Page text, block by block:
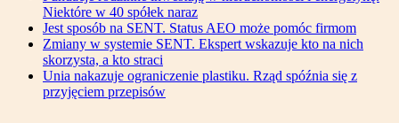
Niektóre w 40 spółek naraz
Jest sposób na SENT. Status AEO może pomóc firmom
Zmiany w systemie SENT. Ekspert wskazuje kto na nich
skorzysta, a kto straci
Unia nakazuje ograniczenie plastiku. Rząd spóźnia się z
przyjęciem przepisów